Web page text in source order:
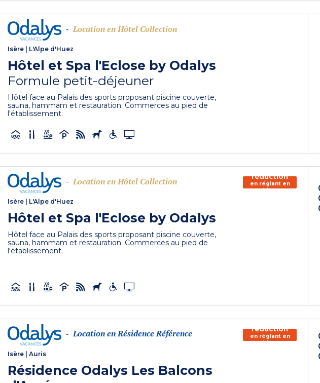
- Location en Hôtel Collection
Isère L'Alpe d'Huez
Hôtel et Spa l'Eclose by Odalys
Formule petit-déjeuner
Hôtel face au Palais des sports proposant piscine couverte,
sauna, hammam et restauration. Commerces au pied de
l'établissement.
- Location en Hôtel Collection
Isère L'Alpe d'Huez
Hôtel et Spa l'Eclose by Odalys
Hôtel face au Palais des sports proposant piscine couverte,
sauna, hammam et restauration. Commerces au pied de
l'établissement.
150€ de
réduction
en réglant en
chèque
- Location en Résidence Référence
Isère |Auris
Résidence Odalys Les Balcons
150€ de
réduction
en réglant en
chèque